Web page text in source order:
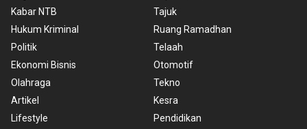
Kabar NTB
Hukum Kriminal
Politik
Ekonomi Bisnis
Olahraga
Artikel
Lifestyle
Tajuk
Ruang Ramadhan
Telaah
Otomotif
Tekno
Kesra
Pendidikan